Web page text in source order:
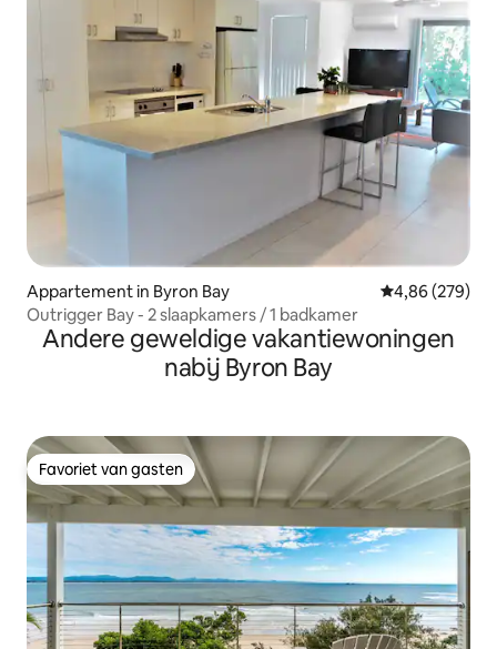
Appartement in Byron Bay Gemiddelde
4,86 (279)
Outrigger Bay - 2 slaapkamers / 1 badkamer
Andere geweldige vakantiewoningen
nabij Byron Bay
Favoriet van gasten
Favoriet van gasten